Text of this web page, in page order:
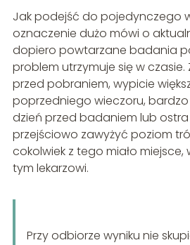
Jak podejść do pojedynczego
oznaczenie dużo mówi o
dopiero powtarzane badania
problem utrzymuje się w
przed pobraniem, wypicie
poprzedniego wieczoru,
dzień przed badaniem lub
przejściowo zawyżyć poziom
cokolwiek z tego miało
tym lekarzowi.
Przy odbiorze wyniku nie